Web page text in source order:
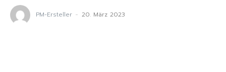
PM-Ersteller - 20. März 2023